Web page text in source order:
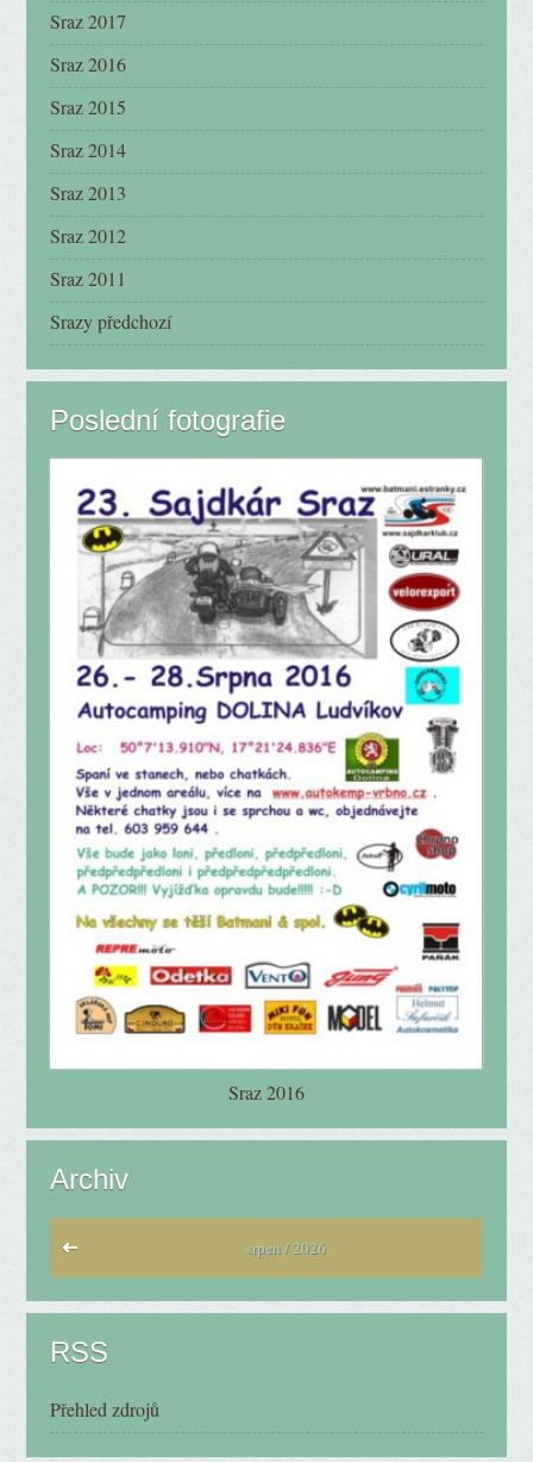
Sraz 2017
Sraz 2016
Sraz 2015
Sraz 2014
Sraz 2013
Sraz 2012
Sraz 2011
Srazy předchozí
Poslední fotografie
Sraz 2016
Archiv
srpen / 2026
RSS
Přehled zdrojů